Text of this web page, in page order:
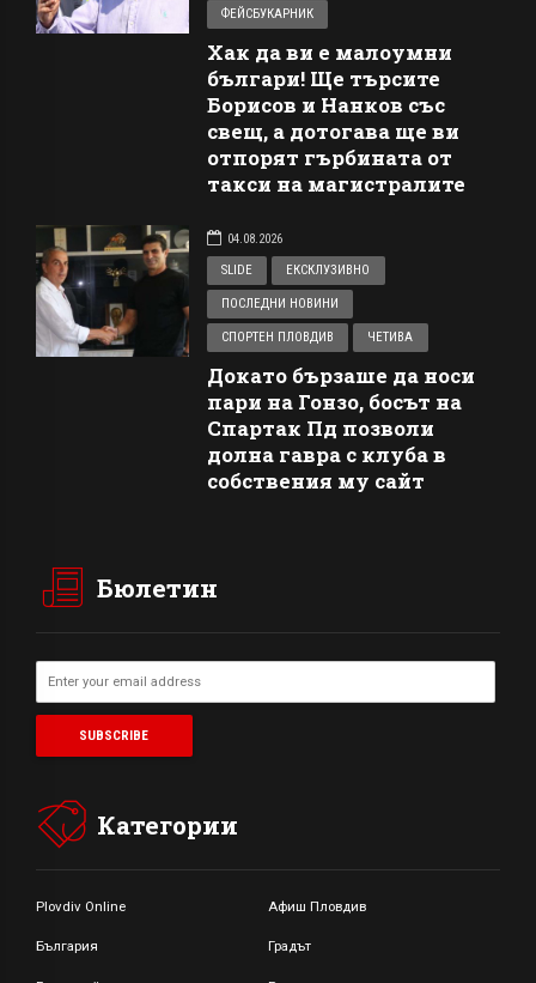
ФЕЙСБУКАРНИК
Хак да ви е малоумни
българи! Ще търсите
Борисов и Нанков със
свещ, а дотогава ще ви
отпорят гърбината от
такси на магистралите
04.08.2026
SLIDE
ЕКСКЛУЗИВНО
ПОСЛЕДНИ НОВИНИ
СПОРТЕН ПЛОВДИВ ЧЕТИВА
Докато бързаше да носи
пари на Гонзо, босът на
Спартак Пд позволи
долна гавра с клуба в
собствения му сайт
Бюлетин
Категории
Plovdiv Online Афиш Пловдив
България Градът